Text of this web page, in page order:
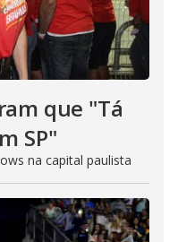
que "Tá
SP"
na capital paulista